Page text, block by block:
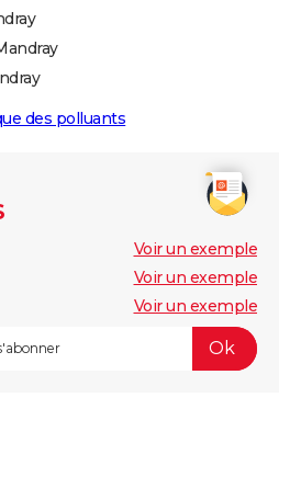
des polluants
Voir un exemple
Voir un exemple
Voir un exemple